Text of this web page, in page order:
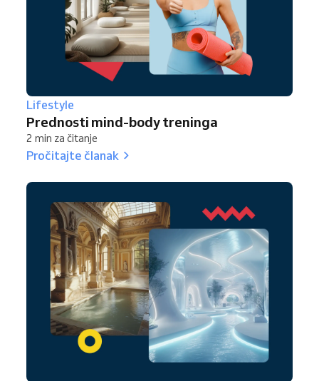
Lifestyle
Prednosti mind-body treninga
2 min za čitanje
Pročitajte članak